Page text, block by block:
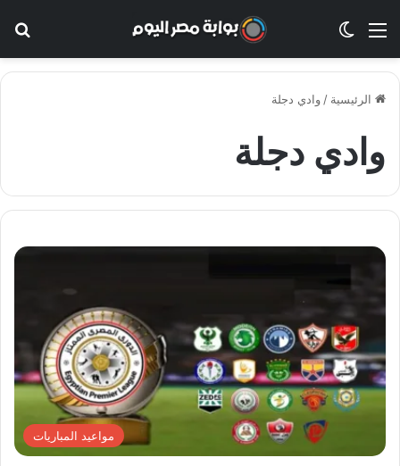
القائمة الوضع المظلم
الرئيسية / وادي دجلة
وادي دجلة
مواعيد المباريات